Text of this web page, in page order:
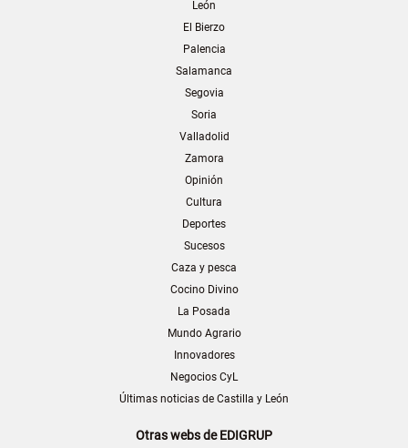
León
El Bierzo
Palencia
Salamanca
Segovia
Soria
Valladolid
Zamora
Opinión
Cultura
Deportes
Sucesos
Caza y pesca
Cocino Divino
La Posada
Mundo Agrario
Innovadores
Negocios CyL
Últimas noticias de Castilla y León
Otras webs de EDIGRUP